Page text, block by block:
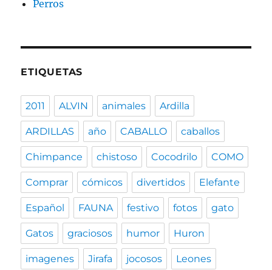
Perros
ETIQUETAS
2011 ALVIN animales Ardilla
ARDILLAS año CABALLO caballos
Chimpance chistoso Cocodrilo COMO
Comprar cómicos divertidos Elefante
Español FAUNA festivo fotos gato
Gatos graciosos humor Huron
imagenes Jirafa jocosos Leones